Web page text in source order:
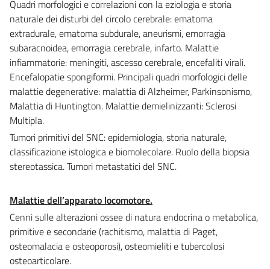
Quadri morfologici e correlazioni con la eziologia e storia
naturale dei disturbi del circolo cerebrale: ematoma
extradurale, ematoma subdurale, aneurismi, emorragia
subaracnoidea, emorragia cerebrale, infarto. Malattie
infiammatorie: meningiti, ascesso cerebrale, encefaliti virali.
Encefalopatie spongiformi. Principali quadri morfologici delle
malattie degenerative: malattia di Alzheimer, Parkinsonismo,
Malattia di Huntington. Malattie demielinizzanti: Sclerosi
Multipla.
Tumori primitivi del SNC: epidemiologia, storia naturale,
classificazione istologica e biomolecolare. Ruolo della biopsia
stereotassica. Tumori metastatici del SNC.
Malattie dell’apparato locomotore.
Cenni sulle alterazioni ossee di natura endocrina o metabolica,
primitive e secondarie (rachitismo, malattia di Paget,
osteomalacia e osteoporosi), osteomieliti e tubercolosi
osteoarticolare.